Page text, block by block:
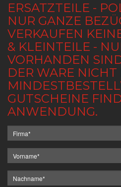
ERSATZTEILE -
NUR GANZE
VERKAUFEN
& KLEINTEILE -
VORHANDEN
DER WARE
GUTSCHEINE
ANWENDUNG.